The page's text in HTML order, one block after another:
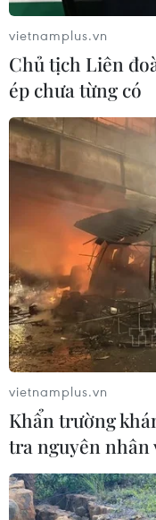
TIN CÙNG
Quảng Trị: Mùa
thường trực nỗi lo
06/08/2026 05:14
Mưa dông
chuyến bay tới
cánh
06/08/2026 04:37
Cảnh báo lũ quét,
khu vực Bắc Bộ và
06/08/2026 03:47
Mưa lớn kéo dài
15 tỷ đồng tại
06/08/2026 03:03
vietnamplus.vn
Chủ tịch Liên
ép chưa từng có
vietnamplus.vn
Khẩn trường
tra nguyên nhân